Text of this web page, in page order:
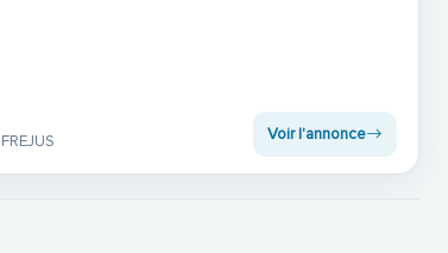
Voir l'annonce